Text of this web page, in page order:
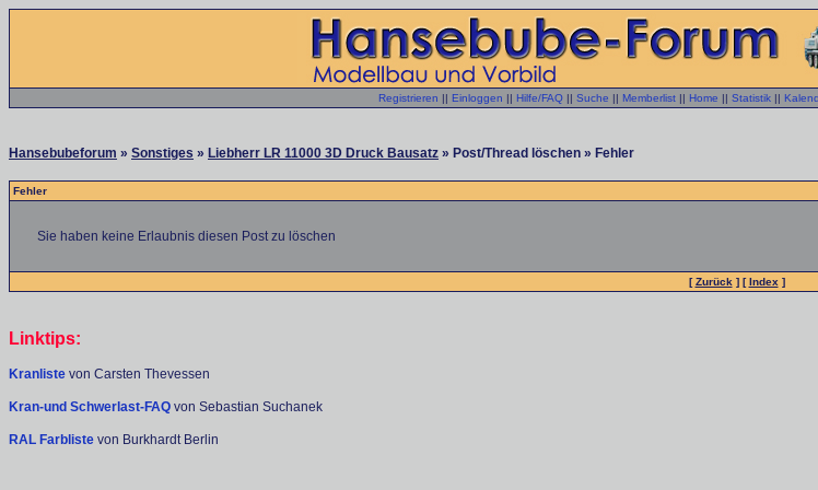
Registrieren || Einloggen || Hilfe/FAQ || Suche || Memberlist || Home || Statistik ||
Hansebubeforum » Sonstiges » Liebherr LR 11000 3D Druck Bausatz » Post/Thread löschen » Fehler
Fehler
Sie haben keine Erlaubnis diesen Post zu löschen
[Zurück ] [Index ]
Linktips:
Kranliste von Carsten Thevessen
Kran-und Schwerlast-FAQ von Sebastian Suchanek
RAL Farbliste von Burkhardt Berlin